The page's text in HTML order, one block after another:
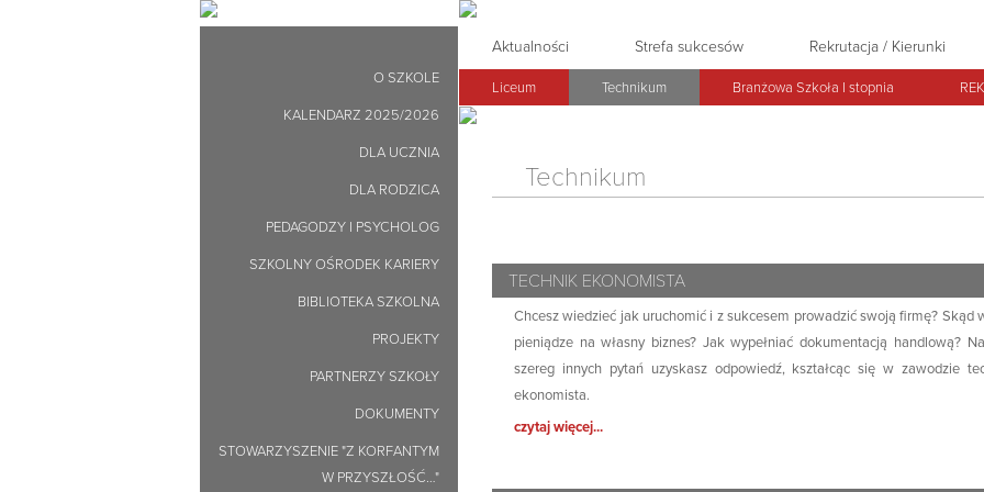
O SZKOLE
KALENDARZ 2025/2026
DLA UCZNIA
DLA RODZICA
PEDAGODZY I PSYCHOLOG
SZKOLNY OŚRODEK KARIERY
BIBLIOTEKA SZKOLNA
PROJEKTY
PARTNERZY SZKOŁY
DOKUMENTY
STOWARZYSZENIE "Z KORFANTYM
W PRZYSZŁOŚĆ…"
Aktualności Strefa sukcesów Rekrutacja / Kierunki
Liceum Technikum Branżowa Szkoła I stopnia
Technikum
TECHNIK EKONOMISTA
Chcesz wiedzieć jak uruchomić i z sukcesem prowadzić swoją firmę? Skąd
pieniądze na własny biznes? Jak wypełniać dokumentacją handlową?
szereg innych pytań uzyskasz odpowiedź, kształcąc się w zawodzie
ekonomista.
czytaj więcej...